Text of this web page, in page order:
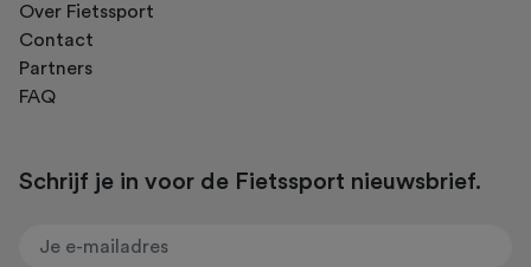
Over Fietssport
Contact
Partners
FAQ
Schrijf je in voor de Fietssport nieuwsbrief.